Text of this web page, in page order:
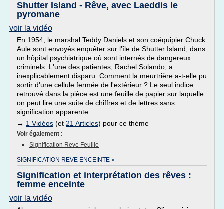
Shutter Island - Rêve, avec Laeddis le
pyromane
voir la vidéo
En 1954, le marshal Teddy Daniels et son coéquipier Chuck
Aule sont envoyés enquêter sur l'île de Shutter Island, dans
un hôpital psychiatrique où sont internés de dangereux
criminels. L'une des patientes, Rachel Solando, a
inexplicablement disparu. Comment la meurtrière a-t-elle pu
sortir d'une cellule fermée de l'extérieur ? Le seul indice
retrouvé dans la pièce est une feuille de papier sur laquelle
on peut lire une suite de chiffres et de lettres sans
signification apparente....
→ 1 Vidéos (et 21 Articles) pour ce thème
Voir également :
Signification Reve Feuille
SIGNIFICATION REVE ENCEINTE »
Signification et interprétation des rêves :
femme enceinte
voir la vidéo